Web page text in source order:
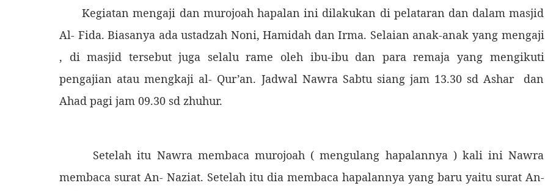
Kegiatan mengaji dan murojoah hapalan ini dilakukan di pelataran dan dalam masjid
Al- Fida. Biasanya ada ustadzah Noni, Hamidah dan Irma. Selaian anak-anak yang mengaji
, di masjid tersebut juga selalu rame oleh ibu-ibu dan para remaja yang mengikuti
pengajian atau mengkaji al- Qur’an. Jadwal Nawra Sabtu siang jam 13.30 sd Ashar dan
Ahad pagi jam 09.30 sd zhuhur.
Setelah itu Nawra membaca murojoah ( mengulang hapalannya ) kali ini Nawra
membaca surat An- Naziat. Setelah itu dia membaca hapalannya yang baru yaitu surat An-